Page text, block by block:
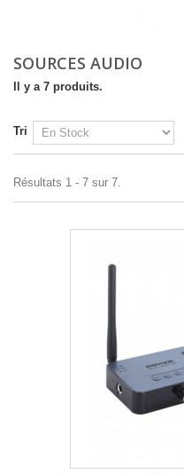
SOURCES AUDIO
Il y a 7 produits.
Tri
Résultats 1 - 7 sur 7.